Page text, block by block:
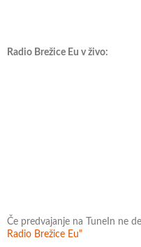
Radio Brežice Eu v živo:
Če predvajanje na TuneIn ne
Radio Brežice Eu"